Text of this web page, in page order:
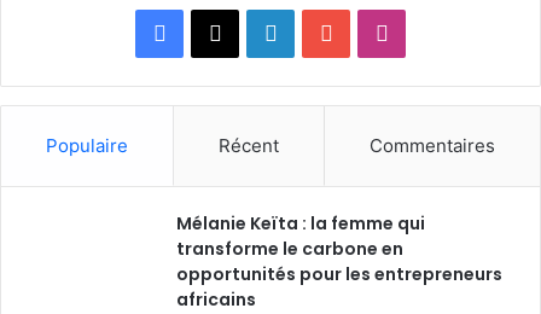
Facebook
X LinkedinYouTube
Populaire Récent Commentaires
Mélanie Keïta : la femme qui
transforme le carbone en
opportunités pour les entrepreneurs
africains